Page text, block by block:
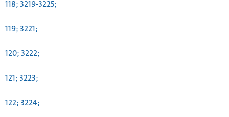
118; 3219-3225;
119; 3221;
120; 3222;
121; 3223;
122; 3224;